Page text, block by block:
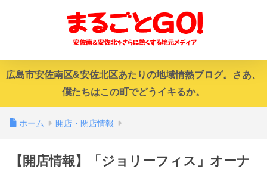
広島市安佐南区&安佐北区あたりの地域情熱ブログ。さあ、
僕たちはこの町でどうイキるか。
ホーム 開店・閉店情報
【開店情報】「ジョリーフィス」オーナ